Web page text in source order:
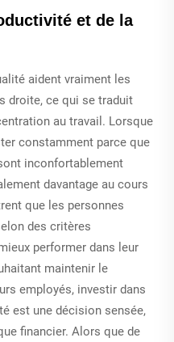
et de la
aident vraiment les
droite, ce qui se traduit
au travail. Lorsque
constamment parce que
inconfortablement
davantage au cours
que les personnes
des critères
performer dans leur
maintenir le
employés, investir dans
est une décision sensée,
financier. Alors que de